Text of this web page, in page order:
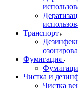
Транспорт
Фумигация
Чистка и
Чистка